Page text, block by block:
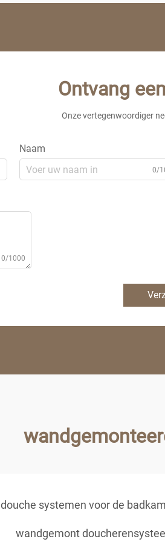
Ontvang
Onze vertegenwoordiger
Naam
0/
0/1000
douche systemen voor de
wandgemont